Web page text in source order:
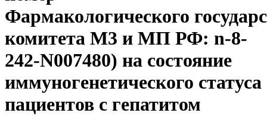
Фармакологического
комитета М3 и МП РФ: n-8-
242-N007480) на состояние
иммуногенетического статуса
пациентов с гепатитом